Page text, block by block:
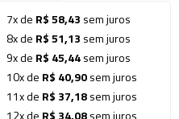
7x de R$ 58,43 sem juros
8x de R$ 51,13 sem juros
9x de R$ 45,44sem juros
10x de R$ 40,90sem juros
11x de R$ 37,18sem juros
12x de R$ 34,08sem juros